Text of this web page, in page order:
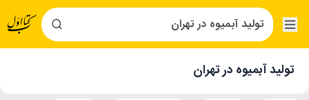
تولید آبمیوه در تهران